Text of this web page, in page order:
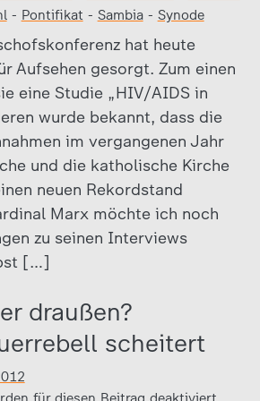
- Pontifikat - Sambia- Synode
hat heute
Aufsehen gesorgt. Zum einen
eine Studie „HIV/AIDS in
wurde bekannt, dass die
im vergangenen Jahr
und die katholische Kirche
neuen Rekordstand
Marx möchte ich noch
zu seinen Interviews
[…]
draußen?
scheitert